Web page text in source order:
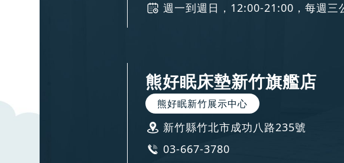
週一到週日，12:00-21:00，每週三
熊好眠床墊新竹旗艦店
熊好眠新竹展示中心
新竹縣竹北市成功八路235號
03-667-3780